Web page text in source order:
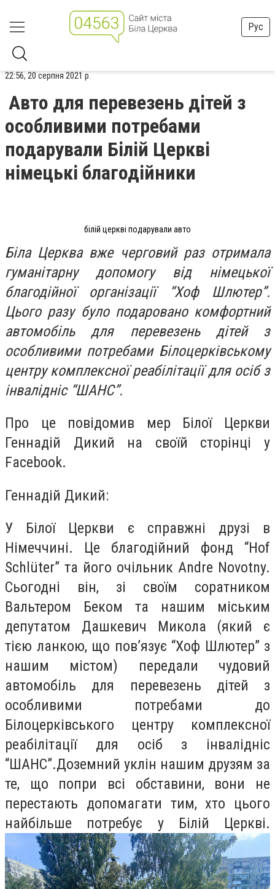
Рус
22:56, 20 серпня 2021 р.
Авто для перевезень дітей з
особливими потребами
подарували Білій Церкві
німецькі благодійники
білій церкві подарували авто
Біла Церква вже черговий раз отримала
гуманітарну допомогу від німецької
благодійної організації “Хоф Шлютер”.
Цього разу було подаровано комфортний
автомобіль для перевезень дітей з
особливими потребами Білоцерківському
центру комплексної реабілітації для осіб з
інвалідніс “ШАНС”.
Про це повідомив мер Білої Церкви
Геннадій Дикий на своїй сторінці у
Facebook.
Геннадій Дикий:
У Білої Церкви є справжні друзі в
Німеччині. Це благодійний фонд “Hof
Schlüter” та його очільник Andre Novotny.
Сьогодні він, зі своїм соратником
Вальтером Беком та нашим міським
депутатом Дашкевич Микола (який є
тією ланкою, що пов’язує “Хоф Шлютер” з
нашим містом) передали чудовий
автомобіль для перевезень дітей з
особливими потребами до
Білоцерківського центру комплексної
реабілітації для осіб з інвалідніс
“ШАНС”.Доземний уклін нашим друзям за
те, що попри всі обставини, вони не
перестають допомагати тим, хто цього
найбільше потребує у Білій Церкві.